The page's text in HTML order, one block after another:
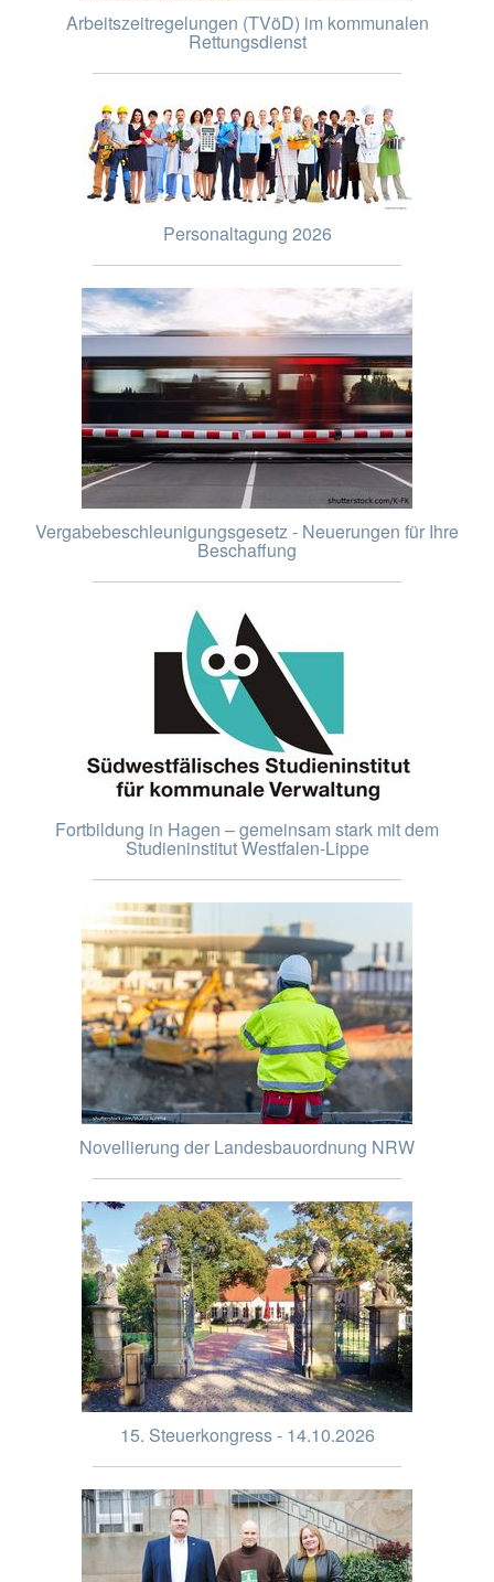
Arbeitszeitregelungen (TVöD) im kommunalen
Rettungsdienst
Personaltagung 2026
Vergabebeschleunigungsgesetz - Neuerungen für Ihre
Beschaffung
Fortbildung in Hagen – gemeinsam stark mit dem
Studieninstitut Westfalen-Lippe
Novellierung der Landesbauordnung NRW
15. Steuerkongress - 14.10.2026